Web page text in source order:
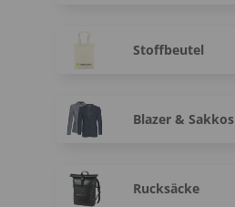
Stoffbeutel
Blazer & Sakkos
Rucksäcke